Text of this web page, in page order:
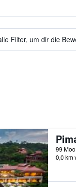
Filter, um dir die
0,0 km